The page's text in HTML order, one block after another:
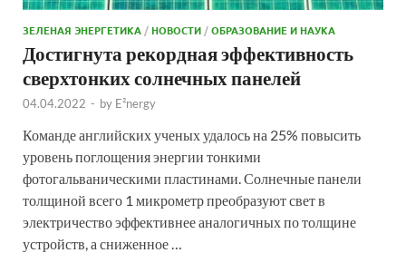
ЗЕЛЕНАЯ ЭНЕРГЕТИКА /НОВОСТИ /ОБРАЗОВАНИЕ И НАУКА
Достигнута рекордная эффективность
сверхтонких солнечных панелей
04.04.2022 - by E²nergy
Команде английских ученых удалось на 25% повысить
уровень поглощения энергии тонкими
фотогальваническими пластинами. Солнечные панели
толщиной всего 1 микрометр преобразуют свет в
электричество эффективнее аналогичных по толщине
устройств, а сниженное …